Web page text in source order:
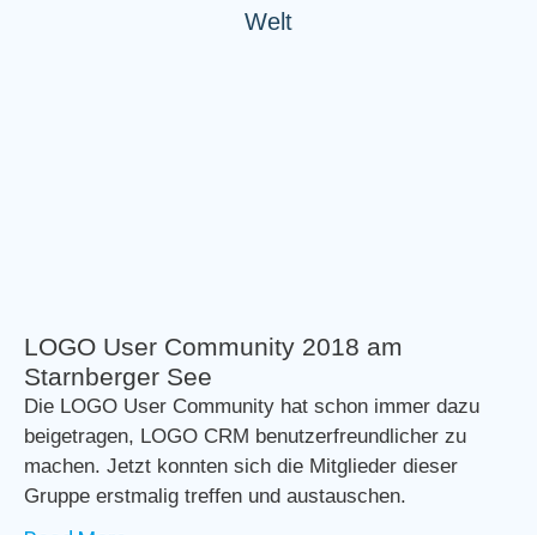
Welt
LOGO User Community 2018 am
Starnberger See
Die LOGO User Community hat schon immer dazu
beigetragen, LOGO CRM benutzerfreundlicher zu
machen. Jetzt konnten sich die Mitglieder dieser
Gruppe erstmalig treffen und austauschen.